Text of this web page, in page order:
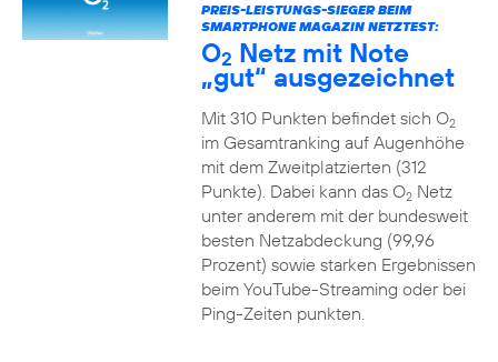
PREIS-LEISTUNGS-SIEGER BEIM
SMARTPHONE MAGAZIN NETZTEST:
O2 Netz mit Note
„gut“ ausgezeichnet
Mit 310 Punkten befindet sich O2
im Gesamtranking auf Augenhöhe
mit dem Zweitplatzierten (312
Punkte). Dabei kann das O2Netz
unter anderem mit der bundesweit
besten Netzabdeckung (99,96
Prozent) sowie starken Ergebnissen
beim YouTube-Streaming oder bei
Ping-Zeiten punkten.